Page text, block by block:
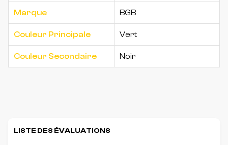
Marque BGB
Couleur Principale Vert
Couleur Secondaire Noir
LISTE DES ÉVALUATIONS